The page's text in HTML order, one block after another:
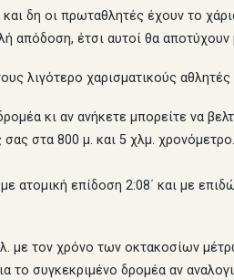
δη οι πρωταθλητές έχουν το
απόδοση, έτσι αυτοί θα
λιγότερο χαρισματικούς
κι αν ανήκετε μπορείτε να
σας στα 800 μ. και 5 χλμ.
επίδοση 2:08΄ και με
με τον χρόνο των οκτακοσίων
το συγκεκριμένο δρομέα αν